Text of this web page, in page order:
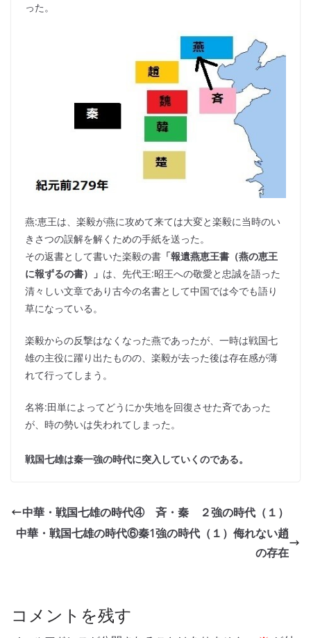
った。
燕:恵王は、楽毅が燕に攻めて来ては大変と楽毅に当時のい
きさつの誤解を解くための手紙を送った。
その返書として書いた楽毅の書 「報遺燕恵王書（燕の恵王
に報ずるの書）」 は、先代王:昭王への敬愛と忠誠を語った
清々しい文章であり古今の名書として中国では今でも語り
草になっている。
楽毅からの反撃はなくなった燕であったが、一時は戦国七
雄の主役に躍り出たものの、楽毅が去った後は存在感が薄
れて行ってしまう。
名将:田単によってどうにか失地を回復させた斉であった
が、時の勢いは失われてしまった。
戦国七雄は秦一強の時代に突入していくのである。
中華・戦国七雄の時代④ 斉・秦 ２強の時代（１）
中華・戦国七雄の時代⑥秦1強の時代（１）侮れない趙
の存在
コメントを残す